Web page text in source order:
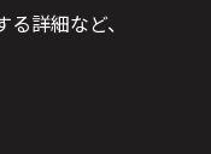
詳細など、